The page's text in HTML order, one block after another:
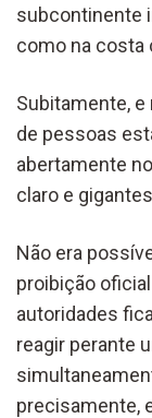
subcontinente
como na costa
Subitamente,
de pessoas
abertamente
claro e
Não era
proibição
autoridades
reagir perante
precisamente,